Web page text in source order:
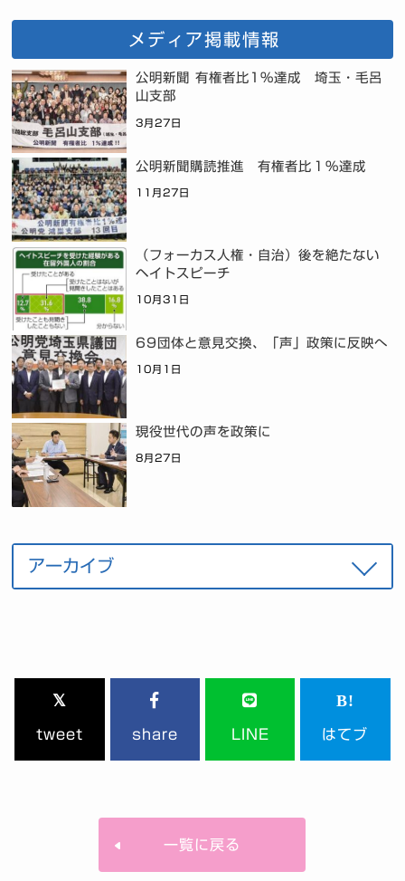
メディア掲載情報
公明新聞 有権者比1%達成 埼玉・毛呂
山支部
3月27日
公明新聞購読推進 有権者比１％達成
11月27日
（フォーカス人権・自治）後を絶たない
ヘイトスピーチ
10月31日
69団体と意見交換、「声」政策に反映へ
10月1日
現役世代の声を政策に
8月27日
tweet share LINE はてブ
一覧に戻る